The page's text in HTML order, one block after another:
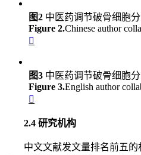
图2 中医药调节破骨细胞
Figure 2.Chinese author

图3 中医药调节破骨细胞
Figure 3.English author

2.4 研究机构
中文文献发文量排名前五